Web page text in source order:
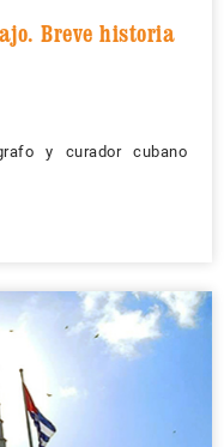
Breve historia
y curador cubano